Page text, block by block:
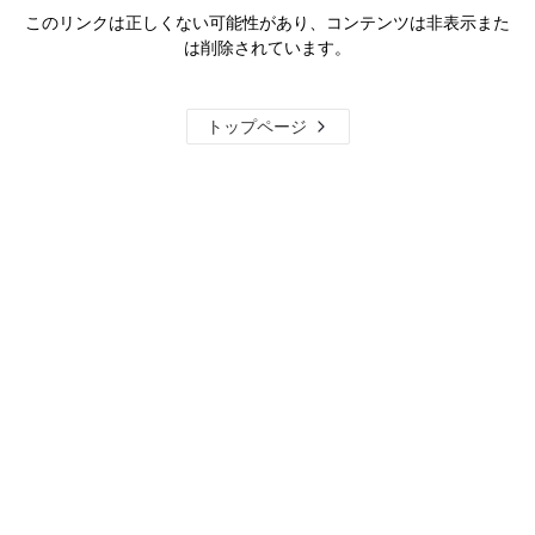
このリンクは正しくない可能性があり、コンテンツは非表示また
は削除されています。
トップページ